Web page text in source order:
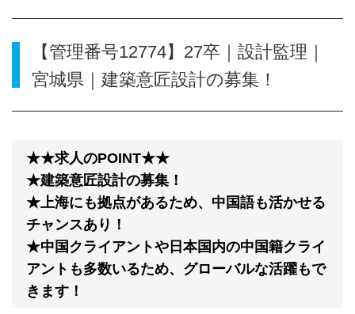
【管理番号12774】27卒｜設計監理｜
宮城県｜建築意匠設計の募集！
★★求人のPOINT★★
★建築意匠設計の募集！
★上海にも拠点があるため、中国語も活かせる
チャンスあり！
★中国クライアントや日本国内の中国籍クライ
アントも多数いるため、グローバルな活躍もで
きます！